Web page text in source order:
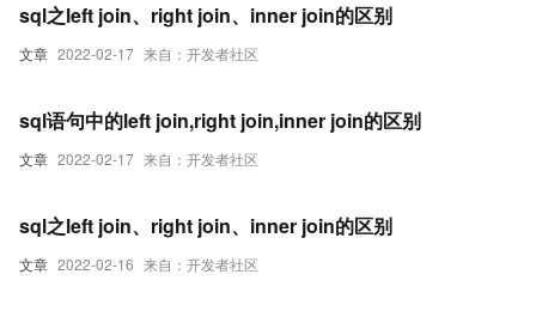
文章 2022-02-17 来自：开发者社区
sql之left join、right join、inner join的区别
文章 2022-02-17 来自：开发者社区
sql语句中的left join,right join,inner join的区别
文章 2022-02-16 来自：开发者社区
sql之left join、right join、inner join的区别